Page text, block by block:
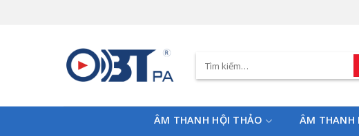
Tìm
kiếm:
ÂM THANH HỘI THẢO ÂM THANH